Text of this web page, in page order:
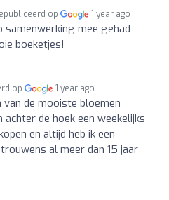
op 1 year ago
samenwerking mee gehad
boeketjes!
op 1 year ago
van de mooiste bloemen
de hoek een weekelijks
en altijd heb ik een
al meer dan 15 jaar